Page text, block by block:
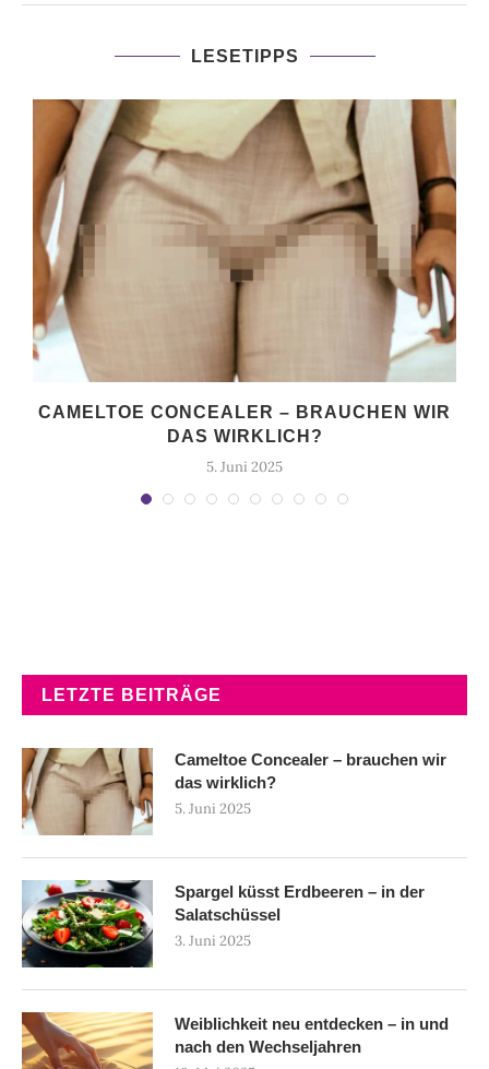
LESETIPPS
CAMELTOE CONCEALER – BRAUCHEN WIR
DAS WIRKLICH?
5. Juni 2025
LETZTE BEITRÄGE
Cameltoe Concealer – brauchen wir
das wirklich?
5. Juni 2025
Spargel küsst Erdbeeren – in der
Salatschüssel
3. Juni 2025
Weiblichkeit neu entdecken – in und
nach den Wechseljahren